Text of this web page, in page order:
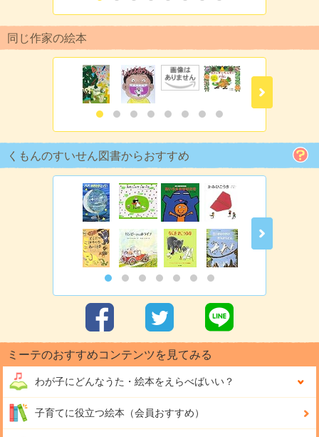
同じ作家の絵本
くもんのすいせん図書からおすすめ
ミーテのおすすめコンテンツを見てみる
わが子にどんなうた・絵本をえらべばいい？
子育てに役立つ絵本（会員おすすめ）